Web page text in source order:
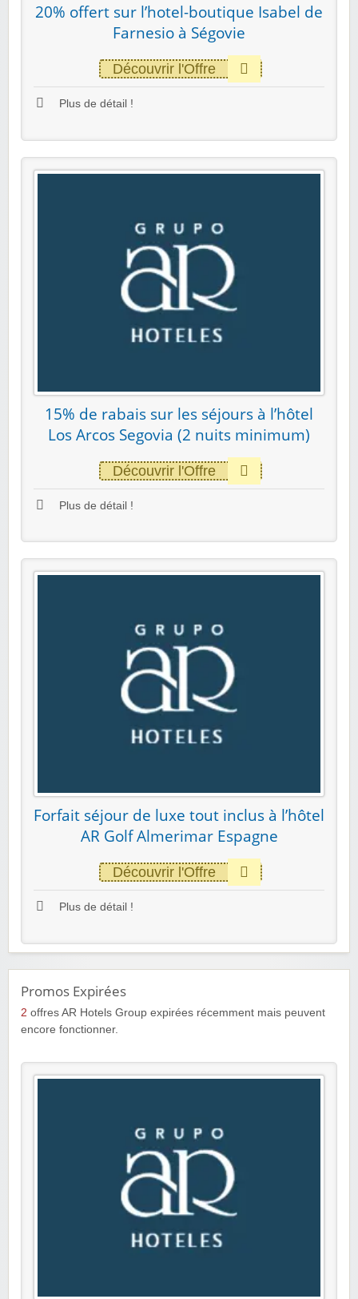
20% offert sur l’hotel-boutique Isabel de
Farnesio à Ségovie
Découvrir l'Offre
Plus de détail !
15% de rabais sur les séjours à l’hôtel
Los Arcos Segovia (2 nuits minimum)
Découvrir l'Offre
Plus de détail !
Forfait séjour de luxe tout inclus à l’hôtel
AR Golf Almerimar Espagne
Découvrir l'Offre
Plus de détail !
Promos Expirées
2 offres AR Hotels Group expirées récemment mais peuvent
encore fonctionner.